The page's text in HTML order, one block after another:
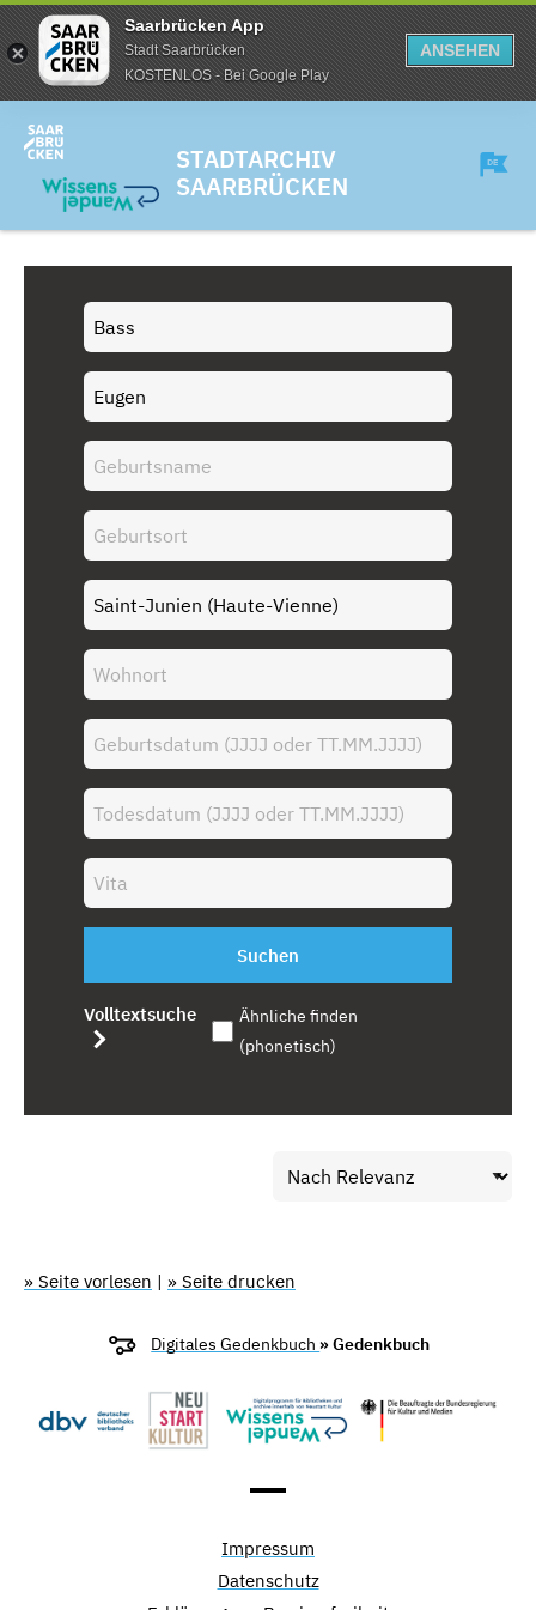
Saarbrücken App
Stadt Saarbrücken
KOSTENLOS - Bei Google Play
ANSEHEN
STADTARCHIV
SAARBRÜCKEN
Suchen
Volltextsuche
Ähnliche finden
(phonetisch)
» Seite vorlesen | » Seite drucken
Digitales Gedenkbuch » Gedenkbuch
Impressum
Datenschutz